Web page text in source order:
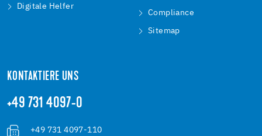
Digitale Helfer
Compliance
Sitemap
KONTAKTIERE UNS
+49 731 4097-0
+49 731 4097-110